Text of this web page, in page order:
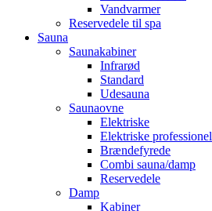
Vandvarmer
Reservedele til spa
Sauna
Saunakabiner
Infrarød
Standard
Udesauna
Saunaovne
Elektriske
Elektriske professionel
Brændefyrede
Combi sauna/damp
Reservedele
Damp
Kabiner